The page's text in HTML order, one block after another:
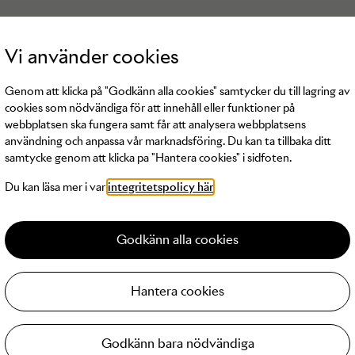
inga produkter avBik Bok tillgängliga
Vi använder cookies
Genom att klicka på "Godkänn alla cookies" samtycker du till lagring av
cookies som nödvändiga för att innehåll eller funktioner på
webbplatsen ska fungera samt får att analysera webbplatsens
användning och anpassa vår marknadsföring. Du kan ta tillbaka ditt
samtycke genom att klicka pa "Hantera cookies" i sidfoten.
Du kan läsa mer i var integritetspolicy här
Godkänn alla cookies
Hantera cookies
Godkänn bara nödvändiga